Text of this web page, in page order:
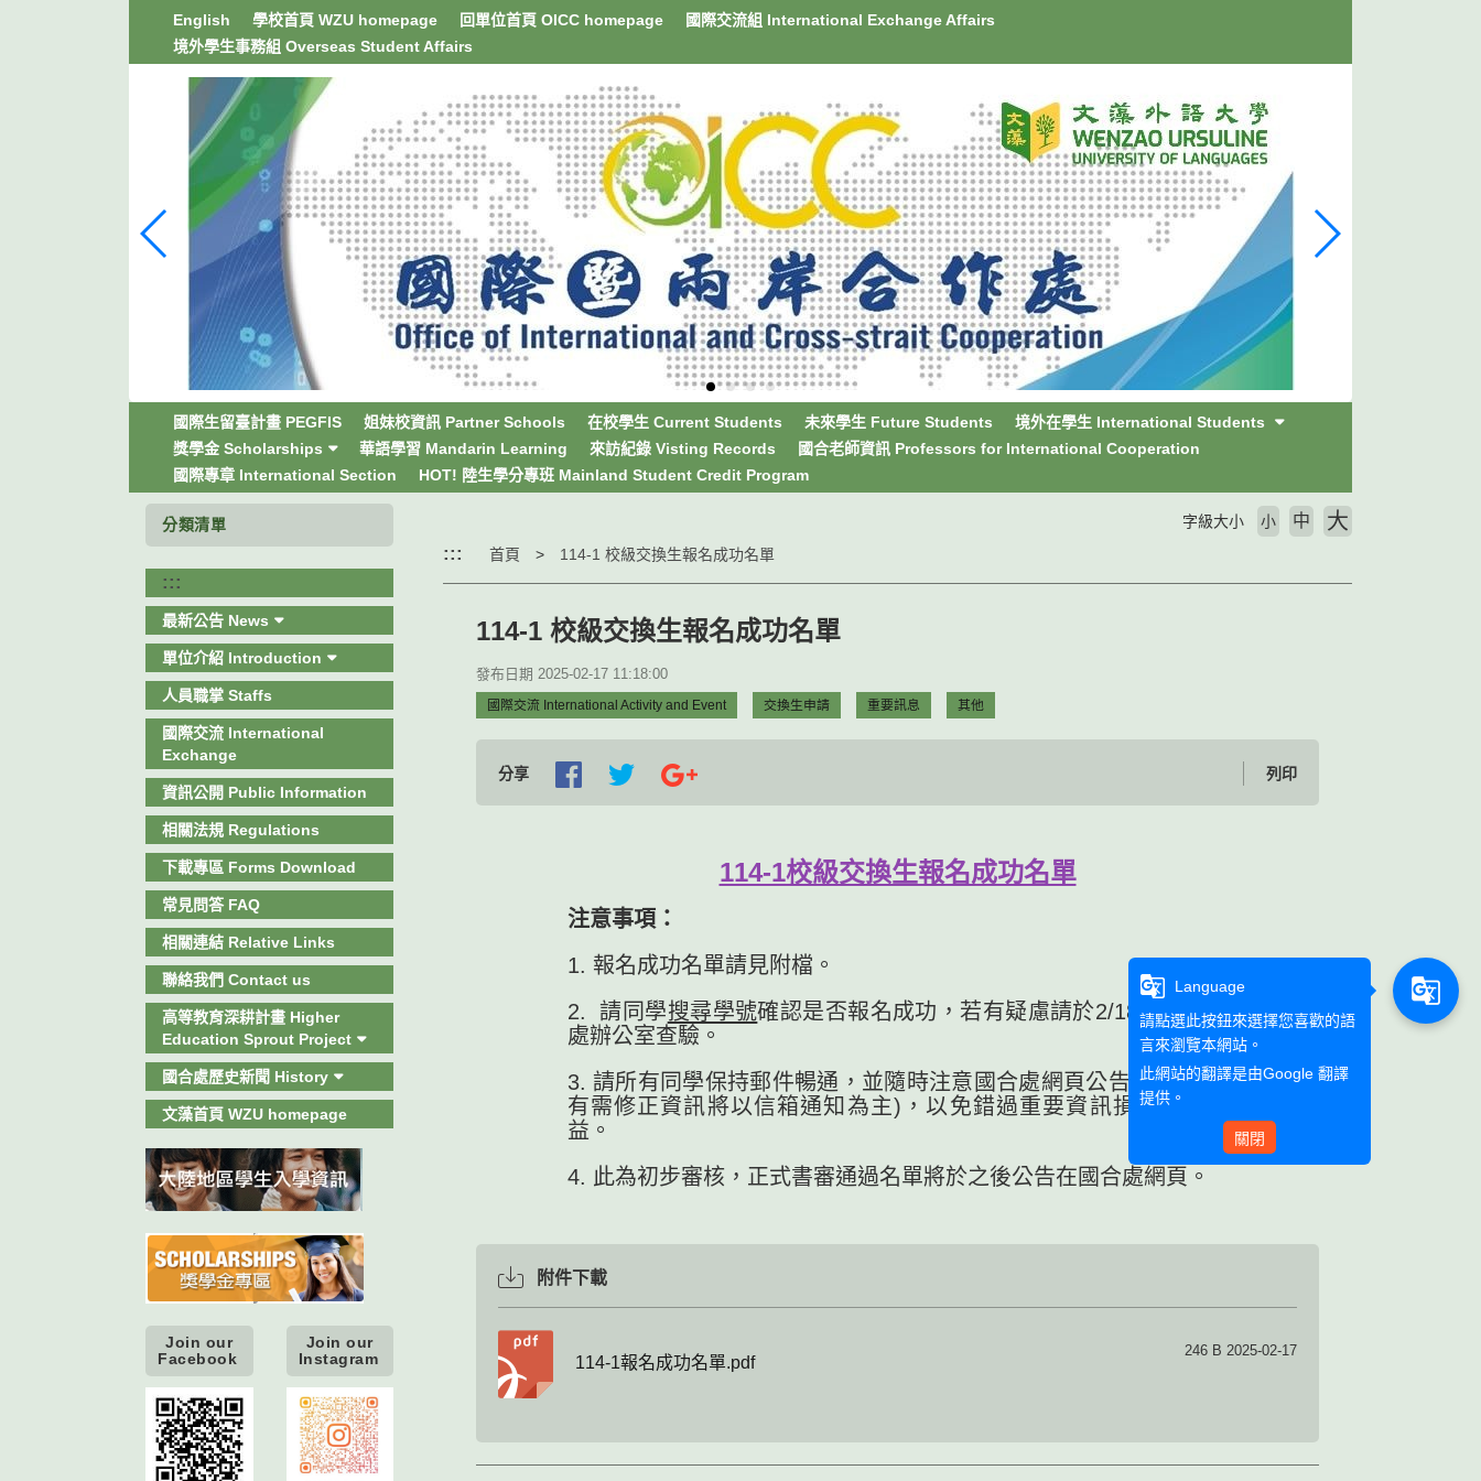
English 學校首頁 WZU homepage 回單位首頁 OICC homepage
國際交流組 International Exchange Affairs
境外學生事務組 Overseas Student Affairs
國際生留臺計畫 PEGFIS 姐妹校資訊 Partner Schools 在校學生 Current Students 未來學生 Future Students
境外在學生 International Students
獎學金 Scholarships
華語學習 Mandarin Learning 來訪紀錄 Visting Records
國合老師資訊 Professors for International Cooperation
國際專章 International Section
HOT! 陸生學分專班 Mainland Student Credit Program
分類清單
:::
最新公告 News
單位介紹 Introduction
人員職掌 Staffs
國際交流 International
Exchange
資訊公開 Public Information
相關法規 Regulations
下載專區 Forms Download
常見問答 FAQ
相關連結 Relative Links
聯絡我們 Contact us
高等教育深耕計畫 Higher
Education Sprout Project
國合處歷史新聞 History
文藻首頁 WZU homepage
Join our
Facebook
Join our
Instagram
::: 首頁 114-1 校級交換生報名成功名單
字級大小 小 中 大
114-1 校級交換生報名成功名單
發布日期 2025-02-17 11:18:00
國際交流 International Activity and Event 交換生申請 重要訊息 其他
分享 列印
114-1校級交換生報名成功名單
注意事項：
1. 報名成功名單請見附檔。
2. 請同學搜尋學號確認是否報名成功，若有疑慮請於2/18前至國合
處辦公室查驗。
3. 請所有同學保持郵件暢通，並隨時注意國合處網頁公告及信箱(若
有需修正資訊將以信箱通知為主)，以免錯過重要資訊損失自身權
益。
4. 此為初步審核，正式書審通過名單將於之後公告在國合處網頁。
附件下載
114-1報名成功名單.pdf
246 B 2025-02-17
g_translate
Language
請點選此按鈕來選擇您喜歡的語
言來瀏覽本網站。
此網站的翻譯是由Google 翻譯
提供。
關閉
g_translate